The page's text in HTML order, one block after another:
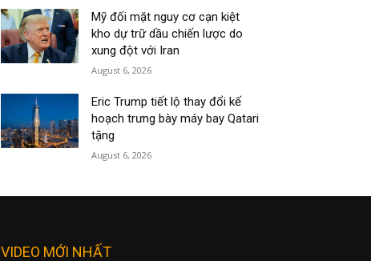
Mỹ đối mặt nguy cơ cạn kiệt
kho dự trữ dầu chiến lược do
xung đột với Iran
August 6, 2026
Eric Trump tiết lộ thay đổi kế
hoạch trưng bày máy bay Qatari
tặng
August 6, 2026
VIDEO MỚI NHẤT